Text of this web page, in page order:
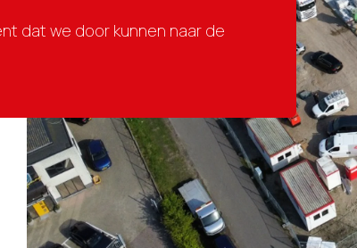
dat we door kunnen naar de